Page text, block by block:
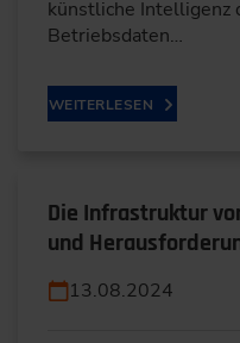
künstliche Intelligenz
Betriebsdaten…
WEITERLESEN
Die Infrastruktur
und
13.08.2024